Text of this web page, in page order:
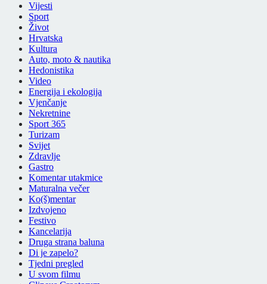
Vijesti
Sport
Život
Hrvatska
Kultura
Auto, moto & nautika
Hedonistika
Video
Energija i ekologija
Vjenčanje
Nekretnine
Sport 365
Turizam
Svijet
Zdravlje
Gastro
Komentar utakmice
Maturalna večer
Ko(š)mentar
Izdvojeno
Festivo
Kancelarija
Druga strana baluna
Di je zapelo?
Tjedni pregled
U svom filmu